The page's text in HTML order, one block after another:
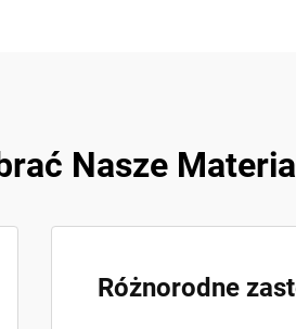
Nasze
Różnorodne